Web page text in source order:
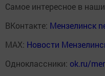
Самое интересное в
ВКонтакте: Мензелинск
MAX: Новости
Одноклассники: ok.ru/